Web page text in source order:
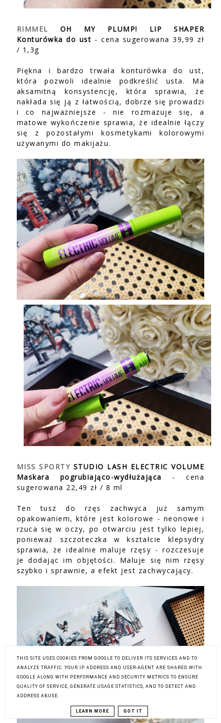
RIMMEL OH MY PLUMP! LIP SHAPER
Konturówka do ust - cena sugerowana 39,99 zł
/ 1,3g
Piękna i bardzo trwała konturówka do ust,
która pozwoli idealnie podkreślić usta. Ma
aksamitną konsystencję, która sprawia, że
nakłada się ją z łatwością, dobrze się prowadzi
i co najważniejsze - nie rozmazuje się, a
matowe wykończenie sprawia, że idealnie łączy
się z pozostałymi kosmetykami kolorowymi
używanymi do makijażu.
MISS SPORTY STUDIO LASH ELECTRIC VOLUME
Maskara pogrubiająco-wydłużająca - cena
sugerowana 22,49 zł / 8 ml
Ten tusz do rzęs zachwyca już samym
opakowaniem, które jest kolorowe - neonowe i
rzuca się w oczy, po otwarciu jest tylko lepiej,
ponieważ szczoteczka w kształcie klepsydry
sprawia, że idealnie maluje rzęsy - rozczesuje
je dodając im objętości. Maluje się nim rzęsy
szybko i sprawnie, a efekt jest zachwycający.
THIS SITE USES COOKIES FROM GOOGLE TO DELIVER ITS SERVICES AND TO
ANALYZE TRAFFIC. YOUR IP ADDRESS AND USER-AGENT ARE SHARED WITH
GOOGLE ALONG WITH PERFORMANCE AND SECURITY METRICS TO ENSURE
QUALITY OF SERVICE, GENERATE USAGE STATISTICS, AND TO DETECT AND
ADDRESS ABUSE.
LEARN MORE GOT IT